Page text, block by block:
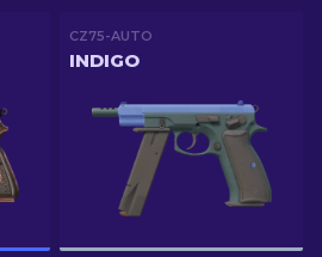
CZ75-AUTO
INDIGO